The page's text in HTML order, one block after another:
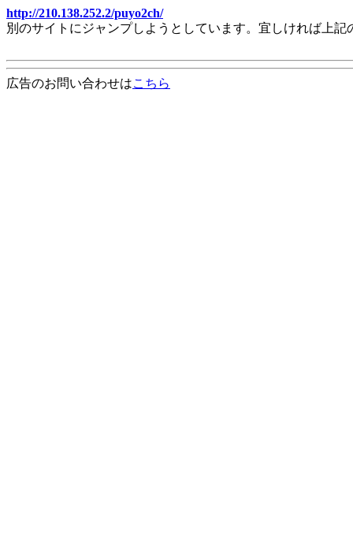
http://210.138.252.2/puyo2ch/
別のサイトにジャンプしようとしています。宜しければ上
広告のお問い合わせはこちら